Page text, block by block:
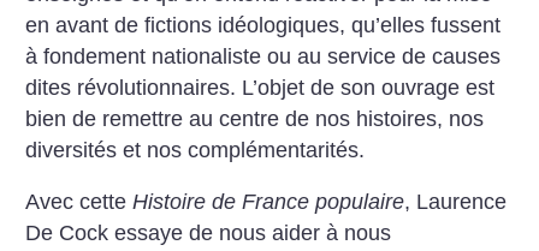
en avant de fictions idéologiques, qu’elles fussent
à fondement nationaliste ou au service de causes
dites révolutionnaires. L’objet de son ouvrage est
bien de remettre au centre de nos histoires, nos
diversités et nos complémentarités.
Avec cetteHistoire de France populaire, Laurence
De Cock essaye de nous aider à nous